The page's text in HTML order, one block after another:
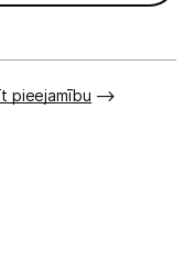
pieejamību